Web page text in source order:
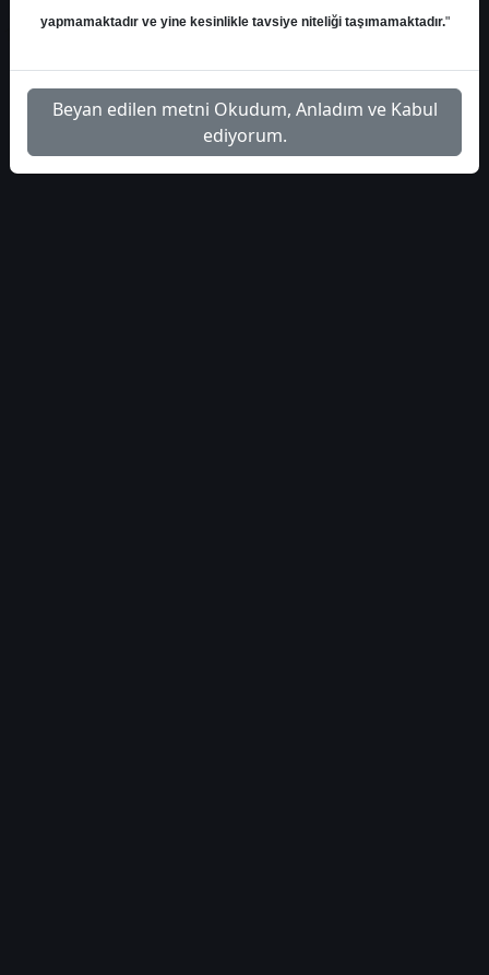
yapmamaktadır ve yine kesinlikle tavsiye niteliği taşımamaktadır."
Beyan edilen metni Okudum, Anladım ve Kabul
ediyorum.